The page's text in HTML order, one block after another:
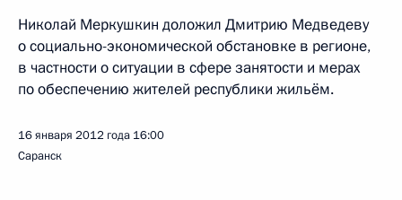
Николай Меркушкин доложил Дмитрию Медведеву
о социально-экономической обстановке в регионе,
в частности о ситуации в сфере занятости и мерах
по обеспечению жителей республики жильём.
16 января 2012 года 16:00
Саранск